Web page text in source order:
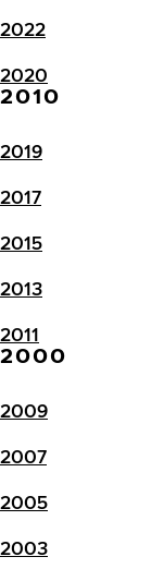
2022
2020
2010
2019
2017
2015
2013
2011
2000
2009
2007
2005
2003